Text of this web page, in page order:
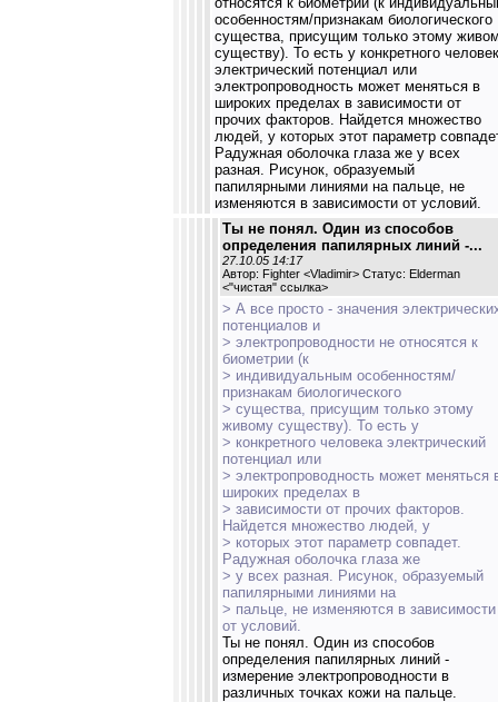
особенностям/признакам биологического
существа, присущим только этому
существу). То есть у конкретного
электрический потенциал или
электропроводность может меняться в
широких пределах в зависимости от
прочих факторов. Найдется множество
людей, у которых этот параметр
Радужная оболочка глаза же у всех
разная. Рисунок, образуемый
папилярными линиями на пальце, не
изменяются в зависимости от условий.
Ты не понял. Один из способов
определения папилярных линий -...
27.10.05 14:17
Автор: Fighter <Vladimir> Статус: Elderman
<"чистая" ссылка>
> А все просто - значения
потенциалов и
> электропроводности не относятся к
биометрии (к
> индивидуальным особенностям/
признакам биологического
> существа, присущим только этому
живому существу). То есть у
> конкретного человека электрический
потенциал или
> электропроводность может меняться
широких пределах в
> зависимости от прочих факторов.
Найдется множество людей, у
> которых этот параметр совпадет.
Радужная оболочка глаза же
> у всех разная. Рисунок, образуемый
папилярными линиями на
> пальце, не изменяются в зависимости
от условий.
Ты не понял. Один из способов
определения папилярных линий -
измерение электропроводности в
различных точках кожи на пальце.